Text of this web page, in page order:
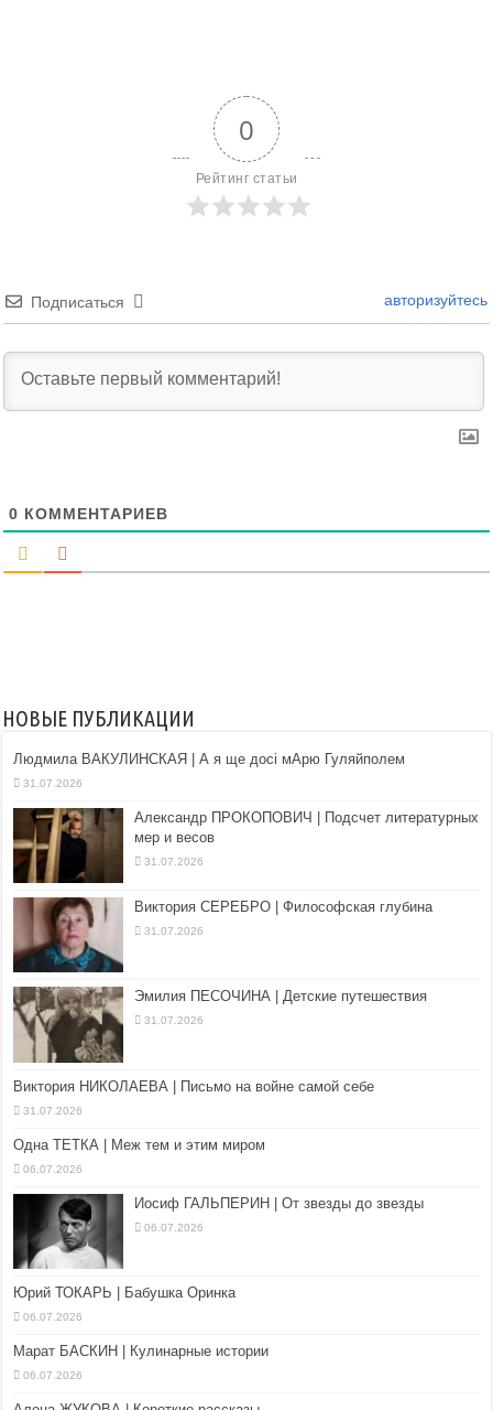
0
Рейтинг статьи
Подписаться авторизуйтесь
0 КОММЕНТАРИЕВ
НОВЫЕ ПУБЛИКАЦИИ
Людмила ВАКУЛИНСКАЯ | А я ще досі мАрю Гуляйполем
31.07.2026
Александр ПРОКОПОВИЧ | Подсчет литературных
мер и весов
31.07.2026
Виктория СЕРЕБРО | Философская глубина
31.07.2026
Эмилия ПЕСОЧИНА | Детские путешествия
31.07.2026
Виктория НИКОЛАЕВА | Письмо на войне самой себе
31.07.2026
Одна ТЕТКА | Меж тем и этим миром
06.07.2026
Иосиф ГАЛЬПЕРИН | От звезды до звезды
06.07.2026
Юрий ТОКАРЬ | Бабушка Оринка
06.07.2026
Марат БАСКИН | Кулинарные истории
06.07.2026